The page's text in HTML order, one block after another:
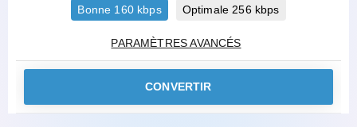
Bonne 160 kbps Optimale 256 kbps
PARAMÈTRES AVANCÉS
CONVERTIR